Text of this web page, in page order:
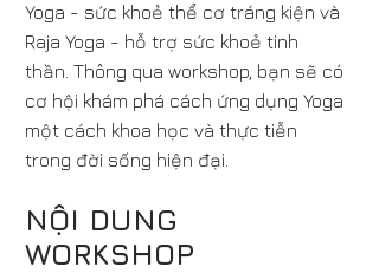
Yoga - sức khoẻ thể cơ tráng kiện và
Raja Yoga - hỗ trợ sức khoẻ tinh
thần. Thông qua workshop, bạn sẽ có
cơ hội khám phá cách ứng dụng Yoga
một cách khoa học và thực tiễn
trong đời sống hiện đại.
NỘI DUNG
WORKSHOP